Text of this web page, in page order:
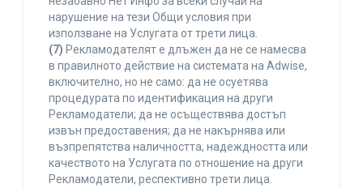
нарушение на тези Общи условия при
използване на Услугата от трети лица.
(7) Рекламодателят е длъжен да не се намесва
в правилното действие на системата на Adwise,
включително, но не само: да не осуетява
процедурата по идентификация на други
Рекламодатели; да не осъществява достъп
извън предоставения; да не накърнява или
възпрепятства наличността, надеждността или
качеството на Услугата по отношение на други
Рекламодатели, респективно трети лица.